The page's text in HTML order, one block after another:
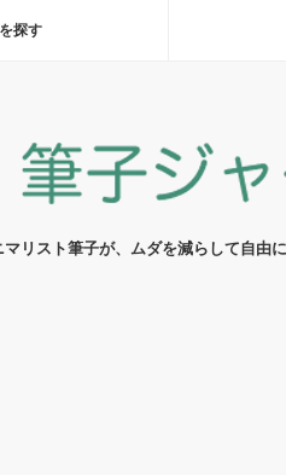
探す
リスト筆子が、ムダを減らして自由